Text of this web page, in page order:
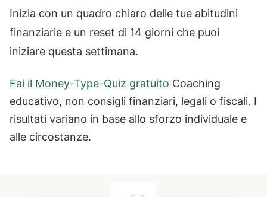
Inizia con un quadro chiaro delle tue abitudini
finanziarie e un reset di 14 giorni che puoi
iniziare questa settimana.
Fai il Money-Type-Quiz gratuito Coaching
educativo, non consigli finanziari, legali o fiscali. I
risultati variano in base allo sforzo individuale e
alle circostanze.